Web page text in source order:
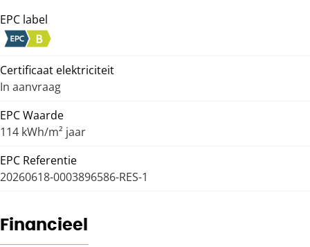
EPC label
Certificaat elektriciteit
In aanvraag
EPC Waarde
114 kWh/m² jaar
EPC Referentie
20260618-0003896586-RES-1
Financieel